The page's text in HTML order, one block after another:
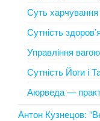
Суть харчування
Сутність здоров’я
Управління вагою
Сутність Йоги і
Аюрведа —
Антон Кузнецов: